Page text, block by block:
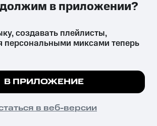
ПРИЛОЖЕНИЕ
их аналогов причиняет вред здоровью,
запрещён и влечёт установленную
ответственность.
куки, чтобы на сайте все
ПОНЯТНО
создавать плейлисты,
персональными миксами теперь
В ПРИЛОЖЕНИЕ
в веб-версии